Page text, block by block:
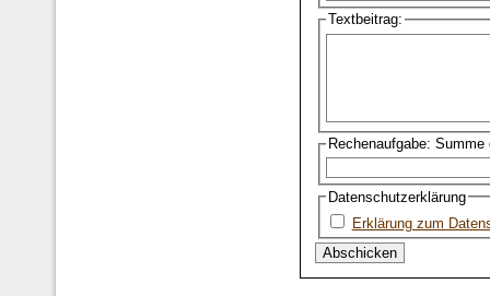
Textbeitrag:
Rechenaufgabe:
Datenschutzerklärung
Erklärung zum